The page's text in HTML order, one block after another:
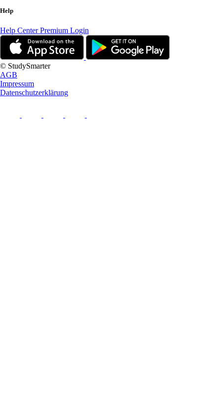
Help
Help CenterPremium Login
© StudySmarter
AGB
Impressum
Datenschutzerklärung